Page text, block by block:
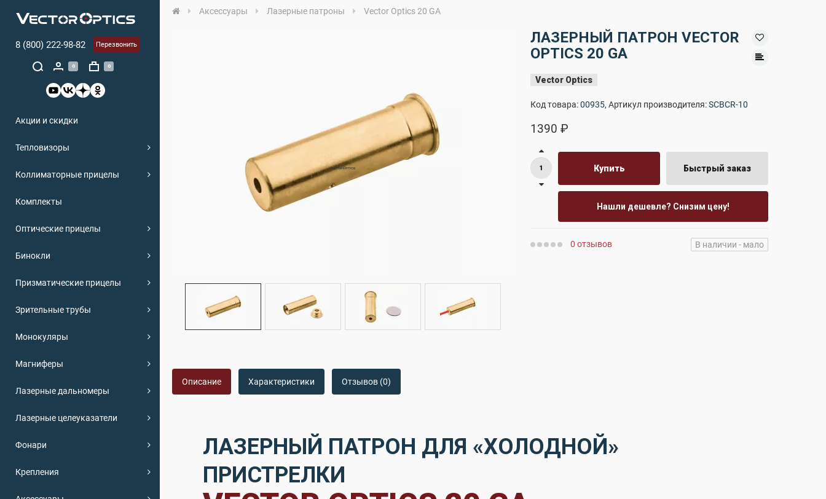
8 (800) 222-98-82 Перезвонить
0 0
Акции и скидки
Тепловизоры
Коллиматорные прицелы
Комплекты
Оптические прицелы
Бинокли
Призматические прицелы
Зрительные трубы
Монокуляры
Магниферы
Лазерные дальномеры
Лазерные целеуказатели
Фонари
Крепления
Аксессуары Лазерные патроны Vector Optics 20 GA
ЛАЗЕРНЫЙ ПАТРОН VECTOR
OPTICS 20 GA
Vector Optics
Код товара:00935, Артикул производителя:SCBCR-10
1390 ₽
Купить Быстрый заказ
Нашли дешевле? Снизим цену!
0 отзывов В наличии - мало
Описание Характеристики Отзывов (0)
ЛАЗЕРНЫЙ ПАТРОН ДЛЯ «ХОЛОДНОЙ»
ПРИСТРЕЛКИ